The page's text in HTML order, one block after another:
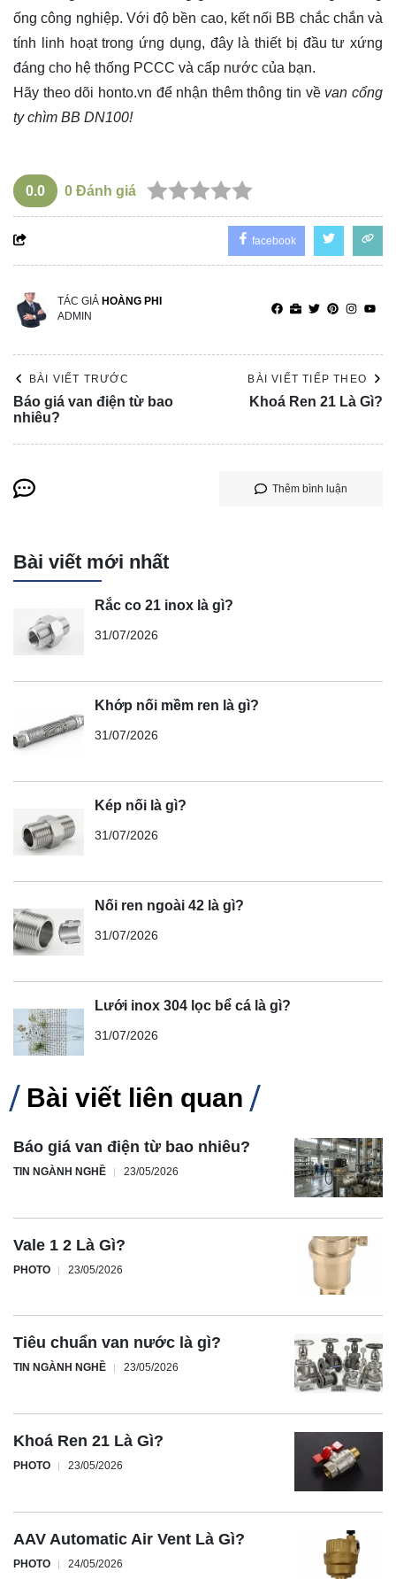
ống công nghiệp. Với độ bền cao, kết nối BB chắc chắn và
tính linh hoạt trong ứng dụng, đây là thiết bị đầu tư xứng
đáng cho hệ thống PCCC và cấp nước của bạn.
Hãy theo dõi honto.vn để nhận thêm thông tin về van cổng
ty chìm BB DN100!
0.0 0 Đánh giá
facebook
TÁC GIẢ HOÀNG PHI
ADMIN
BÀI VIẾT TRƯỚC
Báo giá van điện từ bao
nhiêu?
BÀI VIẾT TIẾP THEO
Khoá Ren 21 Là Gì?
Thêm bình luận
Bài viết mới nhất
Rắc co 21 inox là gì?
31/07/2026
Khớp nối mềm ren là gì?
31/07/2026
Kép nối là gì?
31/07/2026
Nối ren ngoài 42 là gì?
31/07/2026
Lưới inox 304 lọc bể cá là gì?
31/07/2026
Bài viết liên quan
Báo giá van điện từ bao nhiêu?
TIN NGÀNH NGHỀ 23/05/2026
Vale 1 2 Là Gì?
PHOTO 23/05/2026
Tiêu chuẩn van nước là gì?
TIN NGÀNH NGHỀ 23/05/2026
Khoá Ren 21 Là Gì?
PHOTO 23/05/2026
AAV Automatic Air Vent Là Gì?
PHOTO 24/05/2026